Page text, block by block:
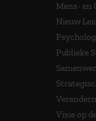
Mens-
Nieuw
Publieke
Visie op